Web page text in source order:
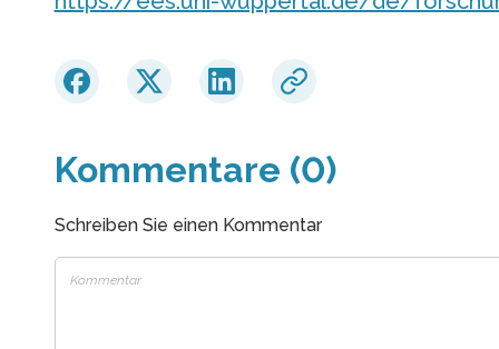
Kommentare (0)
Schreiben Sie einen Kommentar